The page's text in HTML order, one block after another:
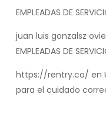
EMPLEADAS DE
juan luis gonzalsz
EMPLEADAS DE
https://rentry.co/ en
para el cuidado